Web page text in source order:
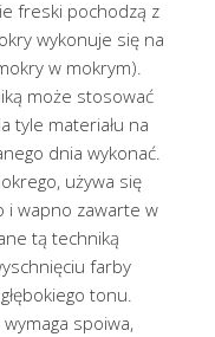
freski pochodzą z
wykonuje się na
w mokrym).
może stosować
tyle materiału na
dnia wykonać.
używa się
i wapno zawarte w
tą techniką
farby
tonu.
spoiwa,